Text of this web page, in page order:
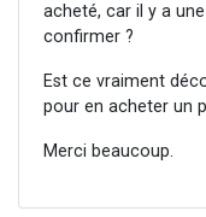
acheté, car il y a
confirmer ?
Est ce vraiment
pour en acheter un
Merci beaucoup.